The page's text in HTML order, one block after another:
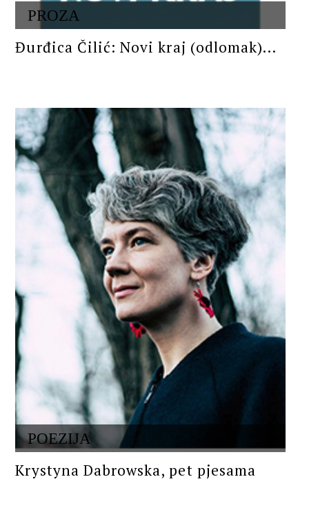
PROZA
Đurđica Čilić: Novi kraj (odlomak)...
POEZIJA
Krystyna Dabrowska, pet pjesama